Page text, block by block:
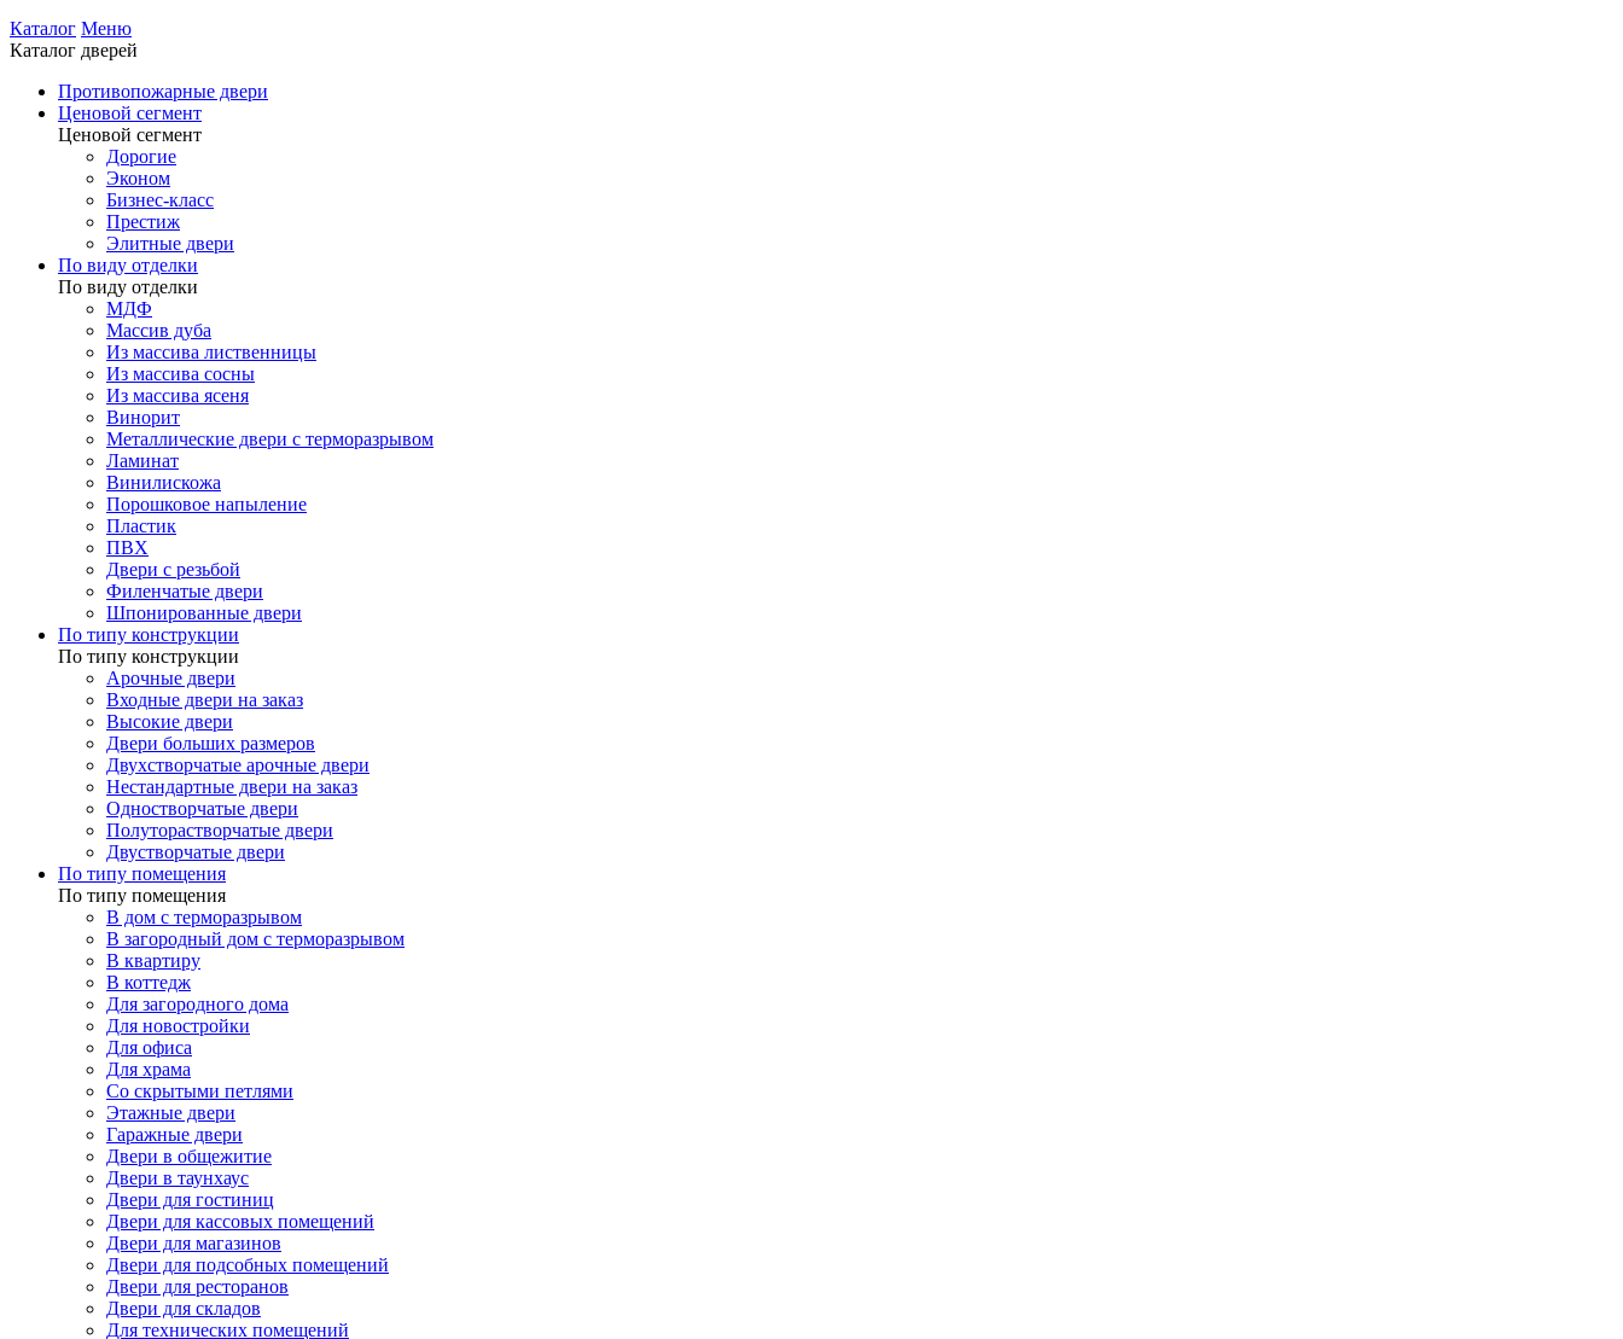
Каталог Меню
Каталог дверей
Противопожарные двери
Ценовой сегмент
Ценовой сегмент
Дорогие
Эконом
Бизнес-класс
Престиж
Элитные двери
По виду отделки
По виду отделки
МДФ
Массив дуба
Из массива лиственницы
Из массива сосны
Из массива ясеня
Винорит
Металлические двери с терморазрывом
Ламинат
Винилискожа
Порошковое напыление
Пластик
ПВХ
Двери с резьбой
Филенчатые двери
Шпонированные двери
По типу конструкции
По типу конструкции
Арочные двери
Входные двери на заказ
Высокие двери
Двери больших размеров
Двухстворчатые арочные двери
Нестандартные двери на заказ
Одностворчатые двери
Полуторастворчатые двери
Двустворчатые двери
По типу помещения
По типу помещения
В дом с терморазрывом
В загородный дом с терморазрывом
В квартиру
В коттедж
Для загородного дома
Для новостройки
Для офиса
Для храма
Со скрытыми петлями
Этажные двери
Гаражные двери
Двери в общежитие
Двери в таунхаус
Двери для гостиниц
Двери для кассовых помещений
Двери для магазинов
Двери для подсобных помещений
Двери для ресторанов
Двери для складов
Для технических помещений